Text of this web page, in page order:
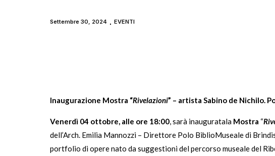
Settembre 30, 2024 EVENTI
Inaugurazione Mostra “Rivelazioni” – artista Sabino de Nichilo.
Venerdì 04 ottobre, alle ore 18:00 , sarà inauguratala Mostra “
dell’Arch. Emilia Mannozzi – Direttore Polo BiblioMuseale di
portfolio di opere nato da suggestioni del percorso museale del